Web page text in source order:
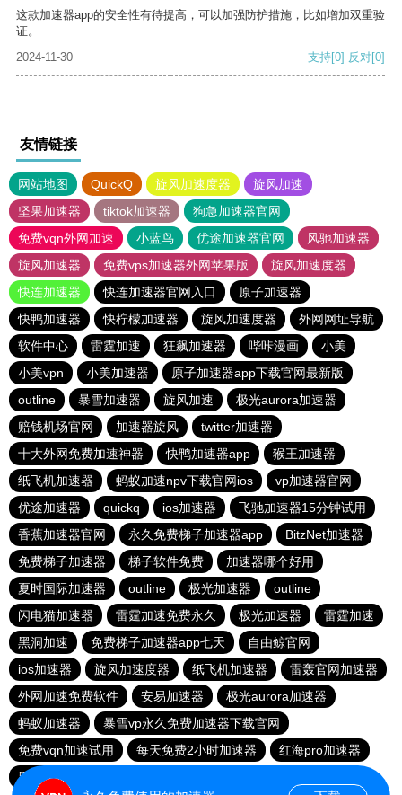
这款加速器app的安全性有待提高，可以加强防护措施，比如增加双重验
证。
2024-11-30
支持[0] 反对[0]
友情链接
网站地图 QuickQ 旋风加速度器
旋风加速
坚果加速器
tiktok加速器
狗急加速器官网
免费vqn外网加速
小蓝鸟 优途加速器官网
风驰加速器
旋风加速器
免费vps加速器外网苹果版
旋风加速度器
快连加速器
快连加速器官网入口
原子加速器
快鸭加速器
快柠檬加速器 旋风加速度器
外网网址导航
软件中心
雷霆加速 狂飙加速器 哔咔漫画
小美
小美vpn
小美加速器
原子加速器app下载官网最新版
outline
暴雪加速器 旋风加速
极光aurora加速器
赔钱机场官网
加速器旋风
twitter加速器
十大外网免费加速神器
快鸭加速器app
猴王加速器
纸飞机加速器
蚂蚁加速npv下载官网ios
vp加速器官网
优途加速器
quickq ios加速器
飞驰加速器15分钟试用
香蕉加速器官网
永久免费梯子加速器app
BitzNet加速器
免费梯子加速器
梯子软件免费
加速器哪个好用
夏时国际加速器
outline 极光加速器
outline
闪电猫加速器
雷霆加速免费永久 极光加速器
雷霆加速
黑洞加速
免费梯子加速器app七天
自由鲸官网
ios加速器
旋风加速度器 纸飞机加速器
雷轰官网加速器
外网加速免费软件
安易加速器
极光aurora加速器
蚂蚁加速器
暴雪vp永久免费加速器下载官网
免费vqn加速试用
每天免费2小时加速器
红海pro加速器
黑洞官网